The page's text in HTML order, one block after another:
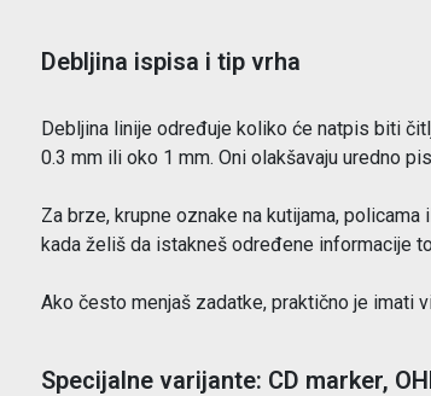
Debljina ispisa i tip vrha
Debljina linije određuje koliko će natpis biti
0.3 mm ili oko 1 mm. Oni olakšavaju uredno
Za brze, krupne oznake na kutijama,
kada želiš da istakneš određene informacije
Ako često menjaš zadatke, praktično je imati
Specijalne varijante: CD marker,